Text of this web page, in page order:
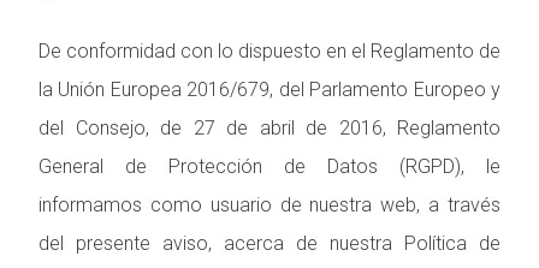
De conformidad con lo dispuesto en el Reglamento de
la Unión Europea 2016/679, del Parlamento Europeo y
del Consejo, de 27 de abril de 2016, Reglamento
General de Protección de Datos (RGPD), le
informamos como usuario de nuestra web, a través
del presente aviso, acerca de nuestra Política de